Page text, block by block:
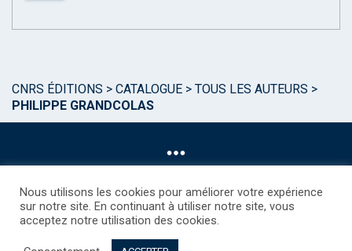
CNRS ÉDITIONS > CATALOGUE > TOUS LES AUTEURS >
PHILIPPE GRANDCOLAS
©CNRS EDITIONS 2025
Nous utilisons les cookies pour améliorer votre expérience
sur notre site. En continuant à utiliser notre site, vous
acceptez notre utilisation des cookies.